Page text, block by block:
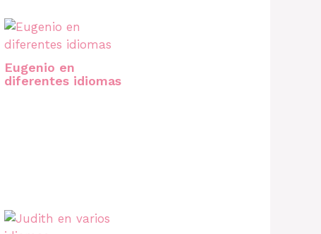
Eugenio en
diferentes idiomas